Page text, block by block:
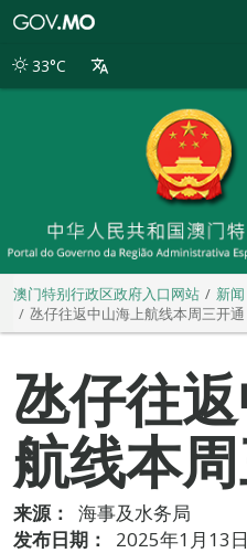
别
33°C
澳门特别行政区政府入口网站
新闻
氹仔往返中山海上航线本周三开通
氹仔往
航线本
来源：
海事及水务局
发布日期：
2025年1月13